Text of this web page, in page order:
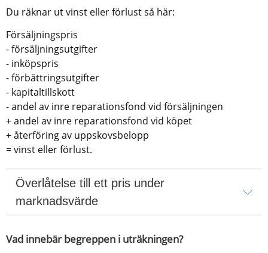
Du räknar ut vinst eller förlust så här:
Försäljningspris
- försäljningsutgifter
- inköpspris
- förbättringsutgifter
- kapitaltillskott
- andel av inre reparationsfond vid försäljningen
+ andel av inre reparationsfond vid köpet
+ återföring av uppskovsbelopp
= vinst eller förlust.
Överlåtelse till ett pris under
marknadsvärde
Vad innebär begreppen i uträkningen?